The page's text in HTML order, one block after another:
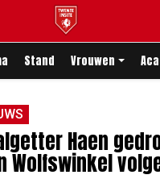
Stand Vrouwen
Haen
Wolfswinkel